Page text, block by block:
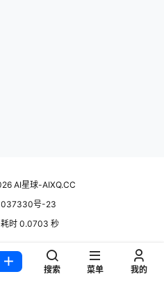
AI星球-AIXQ.CC
号-23
时 0.0703 秒
搜索 菜单 我的